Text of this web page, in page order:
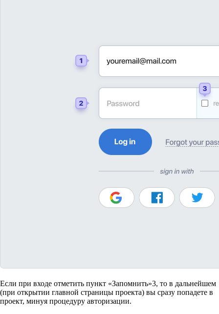
Если при входе отметить пункт «Запомнить»3, то в дальнейшем
(при открытии главной страницы проекта) вы сразу попадете в
проект, минуя процедуру авторизации.